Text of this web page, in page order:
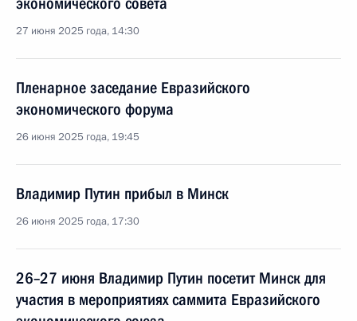
27 июня 2025 года, 14:30
Пленарное заседание Евразийского
экономического форума
26 июня 2025 года, 19:45
Владимир Путин прибыл в Минск
26 июня 2025 года, 17:30
26–27 июня Владимир Путин посетит Минск для
участия в мероприятиях саммита Евразийского